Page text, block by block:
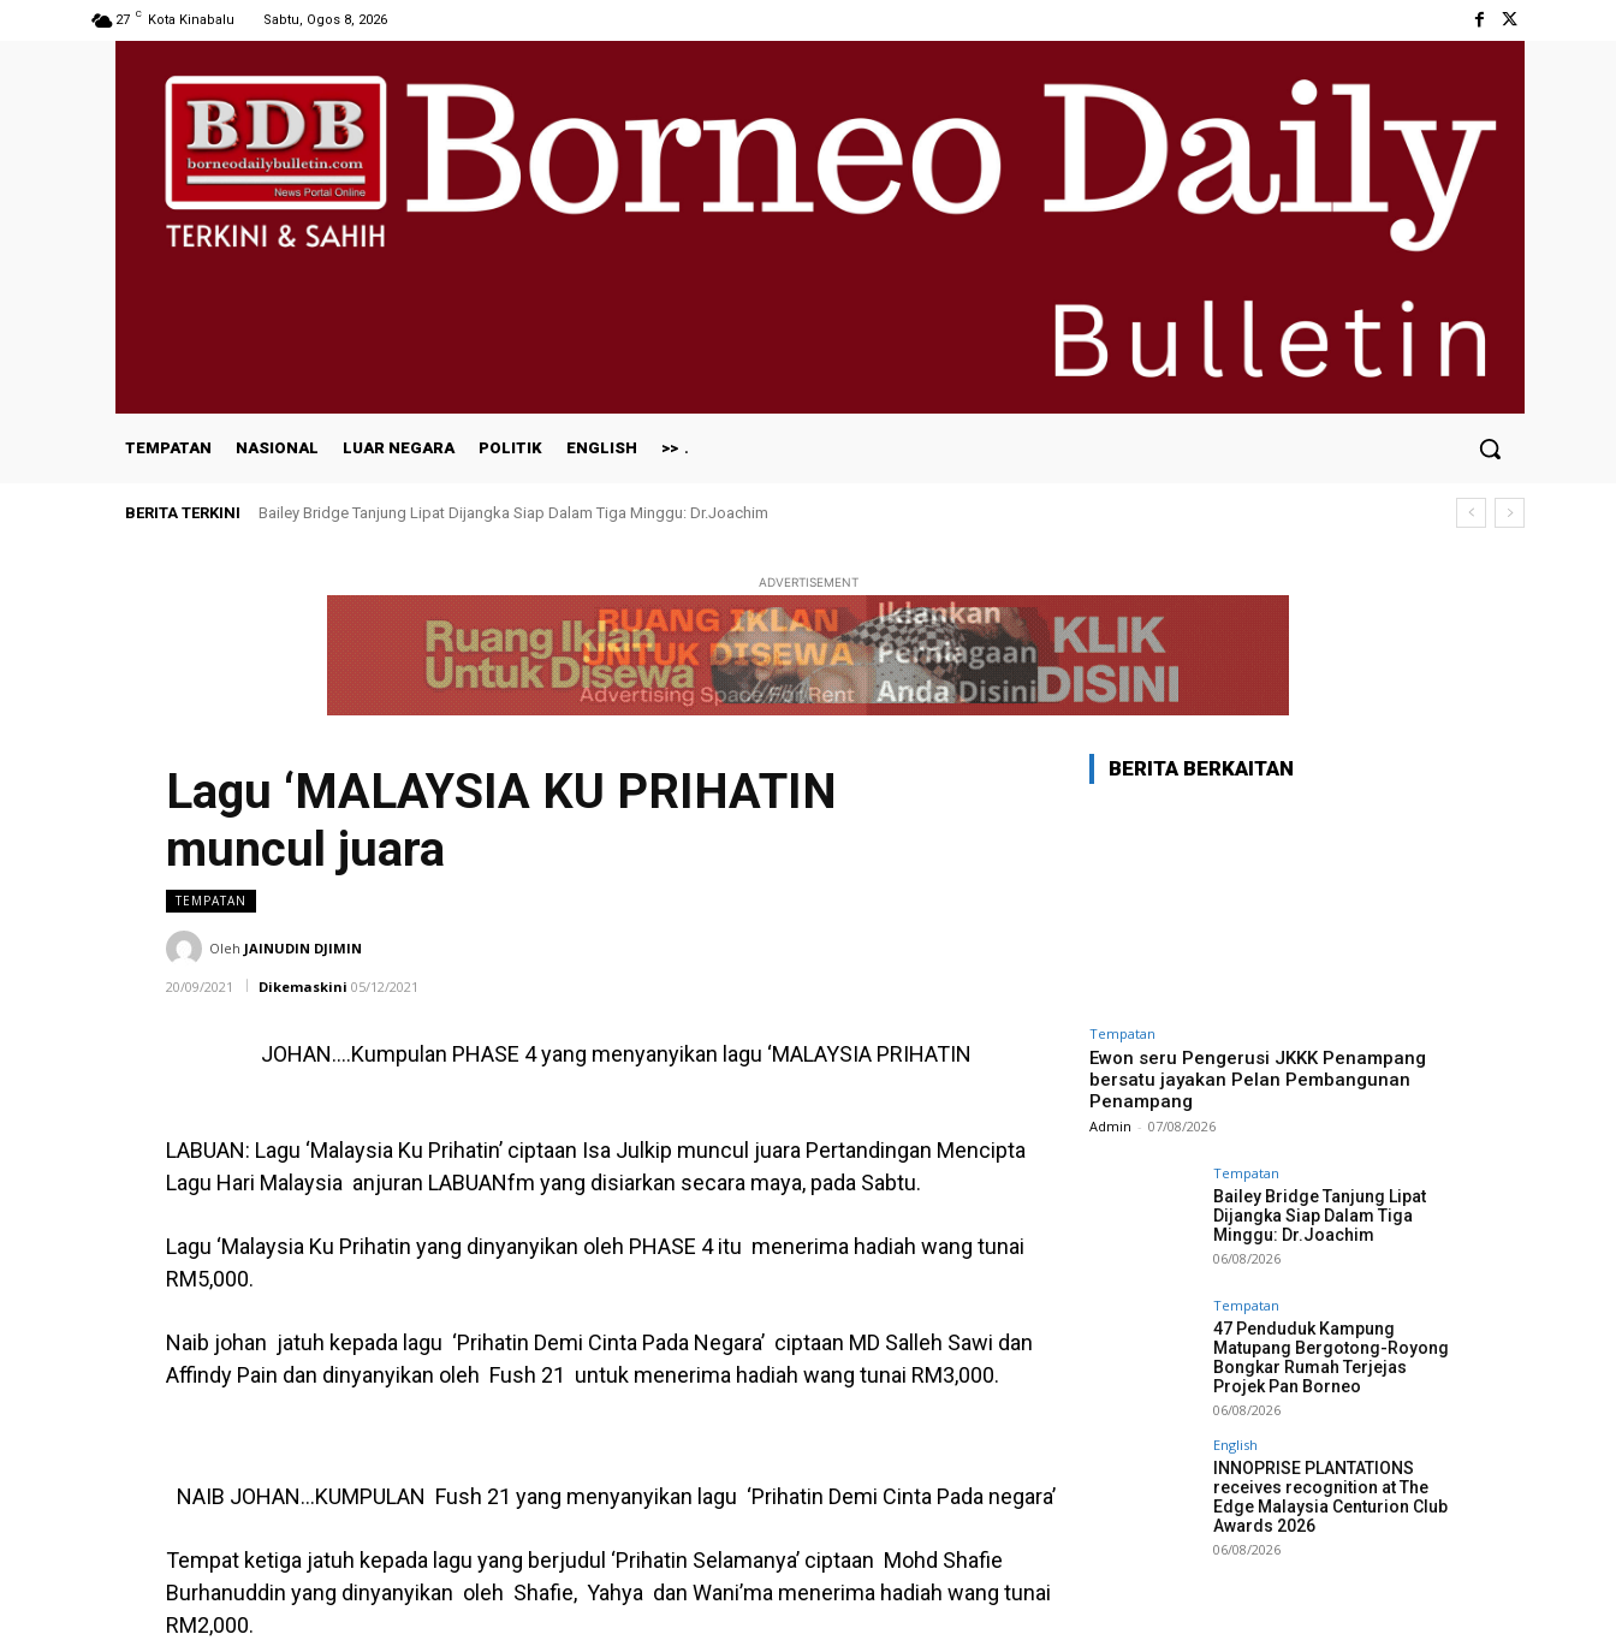
27 C Kota Kinabalu Sabtu, Ogos 8, 2026
TEMPATAN NASIONAL LUAR NEGARA POLITIK ENGLISH >>
BERITA TERKINI Bailey Bridge Tanjung Lipat Dijangka Siap Dalam Tiga Minggu: Dr.Joachim
ADVERTISEMENT
Lagu ‘MALAYSIA KU PRIHATIN
muncul juara
TEMPATAN
Oleh JAINUDIN DJIMIN
20/09/2021 Dikemaskini 05/12/2021
JOHAN….Kumpulan PHASE 4 yang menyanyikan lagu ‘MALAYSIA PRIHATIN
LABUAN: Lagu ‘Malaysia Ku Prihatin’ ciptaan Isa Julkip muncul juara Pertandingan Mencipta
Lagu Hari Malaysia anjuran LABUANfm yang disiarkan secara maya, pada Sabtu.
Lagu ‘Malaysia Ku Prihatin yang dinyanyikan oleh PHASE 4 itu menerima hadiah wang tunai
RM5,000.
Naib johan jatuh kepada lagu ‘Prihatin Demi Cinta Pada Negara’ ciptaan MD Salleh Sawi dan
Affindy Pain dan dinyanyikan oleh Fush 21 untuk menerima hadiah wang tunai RM3,000.
NAIB JOHAN…KUMPULAN Fush 21 yang menyanyikan lagu ‘Prihatin Demi Cinta Pada negara’
Tempat ketiga jatuh kepada lagu yang berjudul ‘Prihatin Selamanya’ ciptaan Mohd Shafie
Burhanuddin yang dinyanyikan oleh Shafie, Yahya dan Wani’ma menerima hadiah wang tunai
RM2,000.
BERITA BERKAITAN
Tempatan
Ewon seru Pengerusi JKKK Penampang
bersatu jayakan Pelan Pembangunan
Penampang
Admin - 07/08/2026
Tempatan
Bailey Bridge Tanjung Lipat
Dijangka Siap Dalam Tiga
Minggu: Dr.Joachim
06/08/2026
Tempatan
47 Penduduk Kampung
Matupang Bergotong-Royong
Bongkar Rumah Terjejas
Projek Pan Borneo
06/08/2026
English
INNOPRISE PLANTATIONS
receives recognition at The
Edge Malaysia Centurion Club
Awards 2026
06/08/2026